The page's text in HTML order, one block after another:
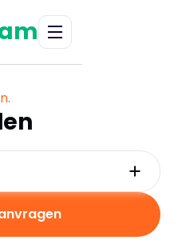
in Uden?